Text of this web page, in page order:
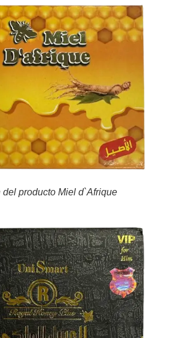
del producto Miel d`Afrique